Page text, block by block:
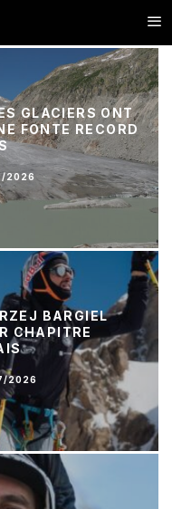
GLACIERS ONT
FONTE RECORD
2026
BARGIEL
CHAPITRE
2026